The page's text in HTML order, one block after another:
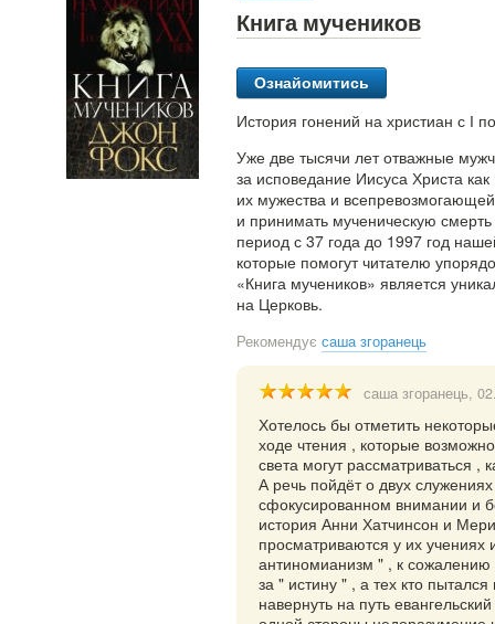
Книга мучеников
Ознайомитись
История гонений на христиан с І
Уже две тысячи лет отважные
за исповедание Иисуса Христа
их мужества и
и принимать мученическую
период с 37 года до 1997 год
которые помогут читателю
«Книга мучеников» является
на Церковь.
Рекомендує саша згоранець
саша згоранець,
Хотелось бы отметить
ходе чтения , которые
света могут рассматриваться
А речь пойдёт о двух
сфокусированном внимании и
история Анни Хатчинсон и
просматриваются у их
антиномианизм " , к сожалению
за " истину " , а тех кто
навернуть на путь